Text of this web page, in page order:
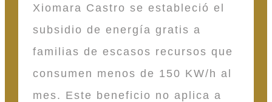
Xiomara Castro se estableció el
subsidio de energía gratis a
familias de escasos recursos que
consumen menos de 150 KW/h al
mes. Este beneficio no aplica a